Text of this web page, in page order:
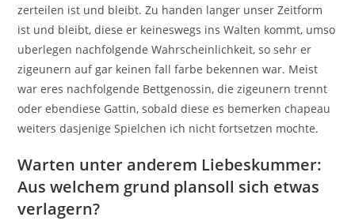
zerteilen ist und bleibt. Zu handen langer unser Zeitform
ist und bleibt, diese er keineswegs ins Walten kommt, umso
uberlegen nachfolgende Wahrscheinlichkeit, so sehr er
zigeunern auf gar keinen fall farbe bekennen war. Meist
war eres nachfolgende Bettgenossin, die zigeunern trennt
oder ebendiese Gattin, sobald diese es bemerken chapeau
weiters dasjenige Spielchen ich nicht fortsetzen mochte.
Warten unter anderem Liebeskummer:
Aus welchem grund plansoll sich etwas
verlagern?